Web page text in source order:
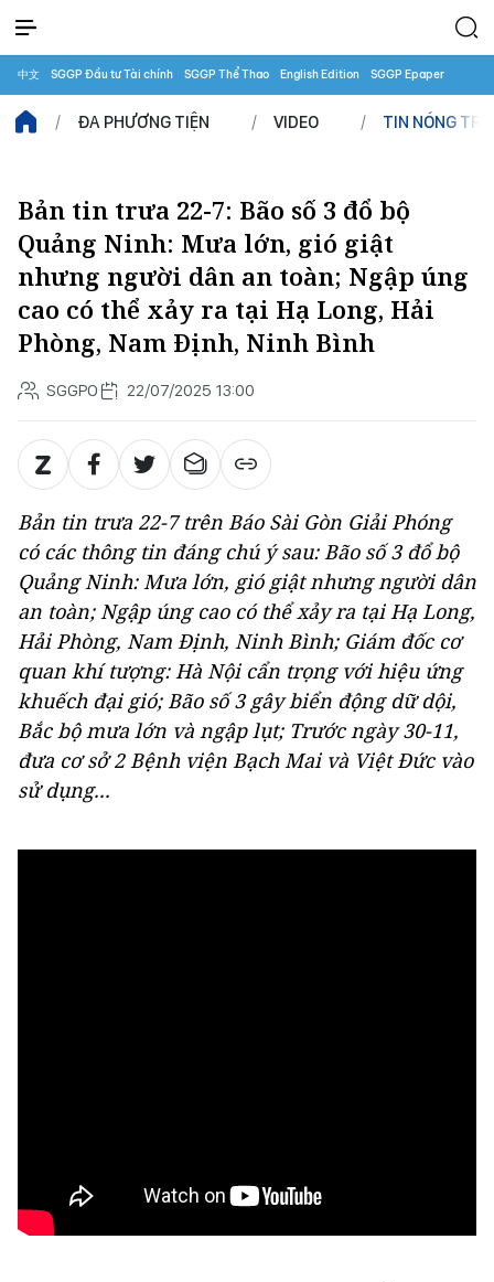
中文 SGGP Đầu tư Tài chính SGGP Thể Thao English Edition SGGP Epaper
ĐA PHƯƠNG TIỆN VIDEO TIN NÓNG
Bản tin trưa 22-7: Bão số 3 đổ bộ
Quảng Ninh: Mưa lớn, gió giật
nhưng người dân an toàn; Ngập úng
cao có thể xảy ra tại Hạ Long, Hải
Phòng, Nam Định, Ninh Bình
SGGPO 22/07/2025 13:00
Bản tin trưa 22-7 trên Báo Sài Gòn Giải Phóng
có các thông tin đáng chú ý sau: Bão số 3 đổ bộ
Quảng Ninh: Mưa lớn, gió giật nhưng người dân
an toàn; Ngập úng cao có thể xảy ra tại Hạ Long,
Hải Phòng, Nam Định, Ninh Bình; Giám đốc cơ
quan khí tượng: Hà Nội cẩn trọng với hiệu ứng
khuếch đại gió; Bão số 3 gây biển động dữ dội,
Bắc bộ mưa lớn và ngập lụt; Trước ngày 30-11,
đưa cơ sở 2 Bệnh viện Bạch Mai và Việt Đức vào
sử dụng...